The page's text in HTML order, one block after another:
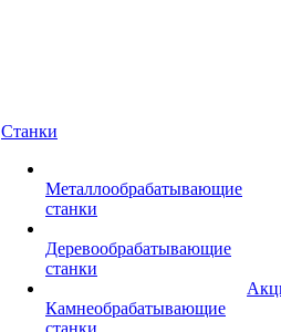
Станки
Металлообрабатывающие
станки
Деревообрабатывающие
станки
Камнеобрабатывающие
станки